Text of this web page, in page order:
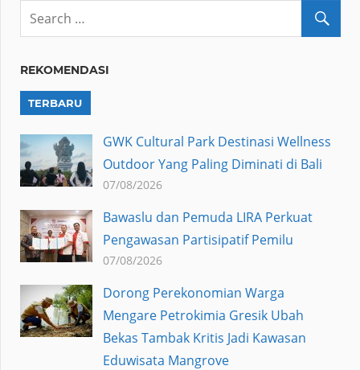
REKOMENDASI
TERBARU
GWK Cultural Park Destinasi Wellness
Outdoor Yang Paling Diminati di Bali
07/08/2026
Bawaslu dan Pemuda LIRA Perkuat
Pengawasan Partisipatif Pemilu
07/08/2026
Dorong Perekonomian Warga
Mengare Petrokimia Gresik Ubah
Bekas Tambak Kritis Jadi Kawasan
Eduwisata Mangrove